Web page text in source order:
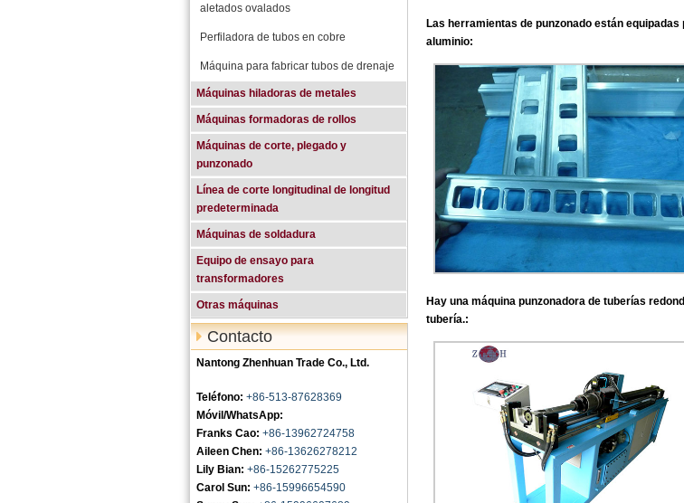
Las herramientas de punzonado están
aluminio:
Hay una máquina punzonadora de tuberías
tubería.:
aletados ovalados
Perfiladora de tubos en cobre
Máquina para fabricar tubos de drenaje
Máquinas hiladoras de metales
Máquinas formadoras de rollos
Máquinas de corte, plegado y
punzonado
Línea de corte longitudinal de longitud
predeterminada
Máquinas de soldadura
Equipo de ensayo para
transformadores
Otras máquinas
Contacto
Nantong Zhenhuan Trade Co., Ltd.
Teléfono: +86-513-87628369
Móvil/WhatsApp:
Franks Cao: +86-13962724758
Aileen Chen: +86-13626278212
Lily Bian: +86-15262775225
Carol Sun: +86-15996654590